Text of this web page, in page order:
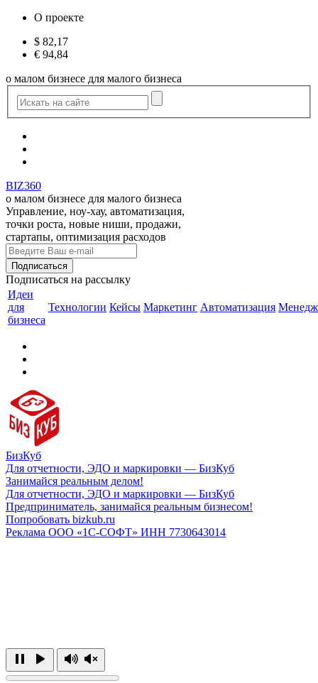
О проекте
$ 82,17
€ 94,84
о малом бизнесе для малого бизнеса
BIZ360
о малом бизнесе для малого бизнеса
Управление, ноу-хау, автоматизация,
точки роста, новые ниши, продажи,
стартапы, оптимизация расходов
Подписаться на рассылку
Идеи
для
бизнеса
Технологии Кейсы Маркетинг Автоматизация
БизКуб
Для отчетности, ЭДО и маркировки — БизКуб
Занимайся реальным делом!
Для отчетности, ЭДО и маркировки — БизКуб
Предприниматель, занимайся реальным бизнесом!
Попробовать bizkub.ru
Реклама ООО «1С-СОФТ» ИНН 7730643014